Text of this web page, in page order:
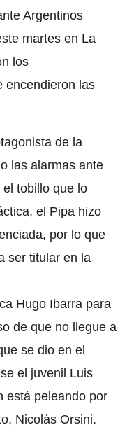
Argentinos
martes en La
los
encendieron las
de la
las alarmas ante
el tobillo que lo
el Pipa hizo
por lo que
ser titular en la
Hugo Ibarra para
de que no llegue a
se dio en el
el juvenil Luis
está peleando por
Nicolás Orsini.